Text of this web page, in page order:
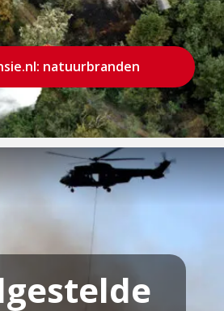
natuurbranden